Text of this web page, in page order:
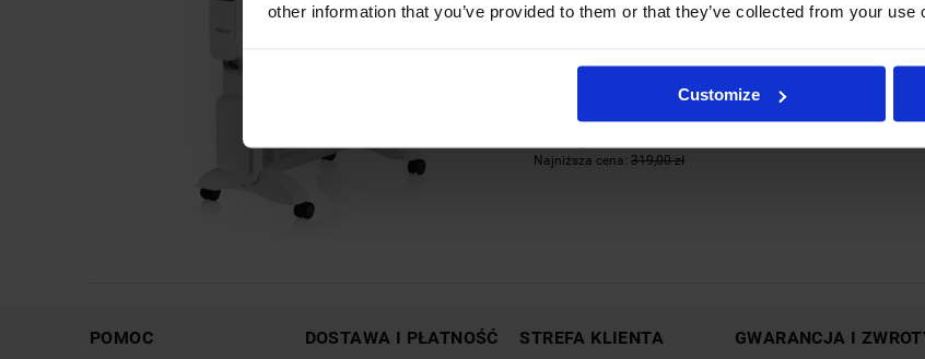
other information that you’ve provided to them or that they’ve collected from your use
Customize
Wysyłka w: 24 godziny
Najniższa cena: 319,00 zł
POMOC DOSTAWA I PŁATNOŚĆ STREFA KLIENTA GWARANCJA I